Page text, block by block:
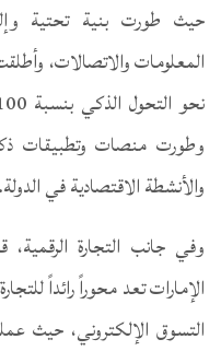
حيث طورت بنية تحتية
المعلومات والاتصالات،
وطورت منصات وتطبيقات
والأنشطة الاقتصادية في الدولة.
وفي جانب التجارة
الإمارات تعد محوراً رائداً
التسوق الإلكتروني، حيث